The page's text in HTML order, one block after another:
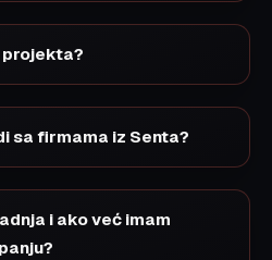
projekta?
sa firmama iz Senta?
i ako već imam